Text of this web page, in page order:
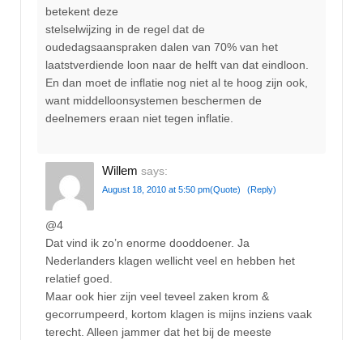
betekent deze
stelselwijzing in de regel dat de
oudedagsaanspraken dalen van 70% van het
laatstverdiende loon naar de helft van dat eindloon.
En dan moet de inflatie nog niet al te hoog zijn ook,
want middelloonsystemen beschermen de
deelnemers eraan niet tegen inflatie.
Willem says:
August 18, 2010 at 5:50 pm(Quote) (Reply)
@4
Dat vind ik zo’n enorme dooddoener. Ja
Nederlanders klagen wellicht veel en hebben het
relatief goed.
Maar ook hier zijn veel teveel zaken krom &
gecorrumpeerd, kortom klagen is mijns inziens vaak
terecht. Alleen jammer dat het bij de meeste